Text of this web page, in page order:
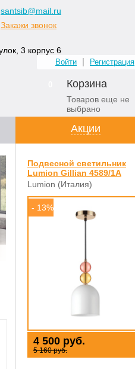
santsib@mail.ru
Закажи звонок
3 корпус 6
Войти Регистрация
Корзина
Товаров еще не
выбрано
Контакты
Акции
Подвесной светильник
Lumion Gillian 4589/1A
Lumion (Италия)
- 13%
4 500 руб.
5 160 руб.